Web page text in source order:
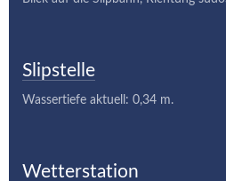
Slipstelle
Wassertiefe aktuell: 0,34 m.
Wetterstation